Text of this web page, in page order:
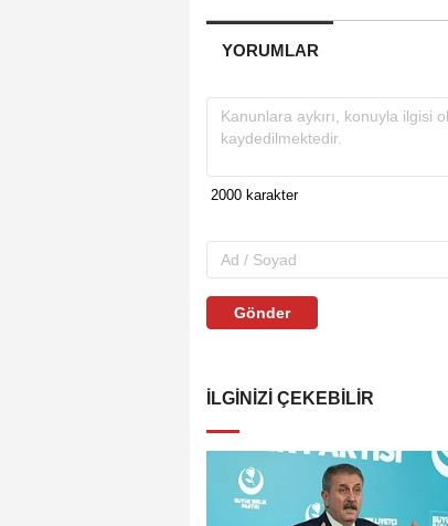
YORUMLAR
Gönder
İLGINIZI ÇEKEBILIR